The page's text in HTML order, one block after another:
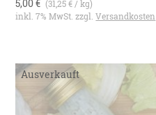
5,00 € (31,25 € / kg)
inkl. 7% MwSt. zzgl.Versandkosten